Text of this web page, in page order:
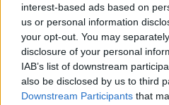
interest-based ads based on
us or personal information
your opt-out. You may
disclosure of your personal
IAB’s list of downstream
also be disclosed by us to third
Downstream Participants that
K bytu ladili aj škáry v
stereotyp, bývanie
režiséra
Kedysi boli veľkým
vyhnite. Týchto 7 vecí
zastaralou